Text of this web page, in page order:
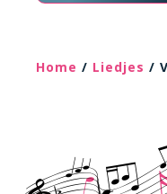
Home / Liedjes /